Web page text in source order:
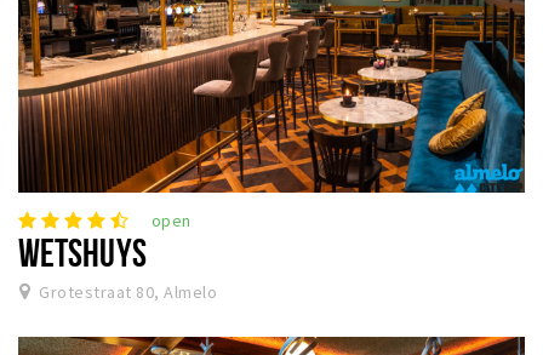
open
WETSHUYS
Grotestraat 80, Almelo